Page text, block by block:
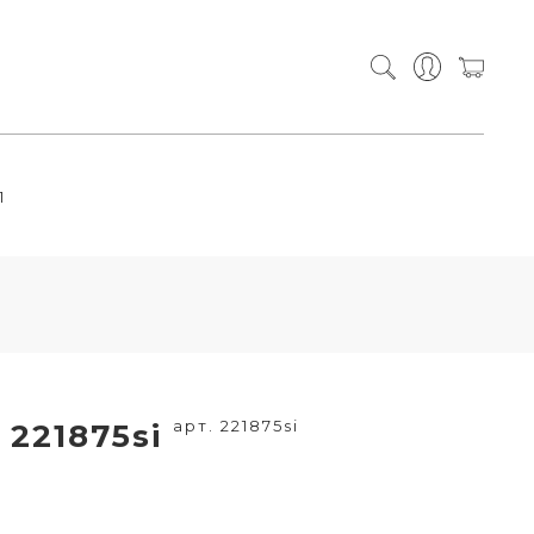
арт. 221875si